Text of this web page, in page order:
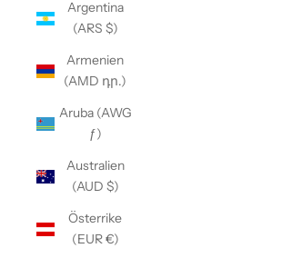
Argentina
(ARS $)
Armenien
(AMD դր.)
Aruba (AWG
ƒ)
Australien
(AUD $)
Österrike
(EUR €)